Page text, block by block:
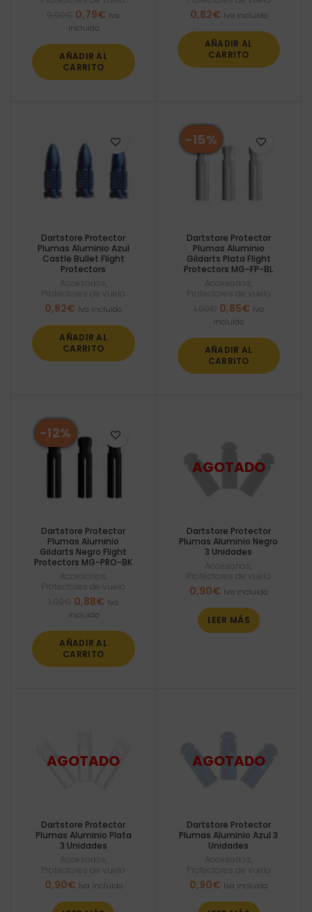
El
precio
era:
0,90€.
0,79€ El
0,79€.
Iva
incluido
AÑADIR AL
CARRITO
0,82€ Iva incluido
AÑADIR AL
CARRITO
Dartstore Protector
Plumas Aluminio Azul
Castle Bullet Flight
Protectors
Accesorios
Protectores de vuelo
0,82€ Iva incluido
AÑADIR AL
CARRITO
-15%
Dartstore Protector
Plumas Aluminio
Gildarts Plata Flight
Protectors MG-FP-BL
Accesorios
Protectores de vuelo
El
precio
era:
1,00€.
0,85€El
es:
0,85€.
Iva
incluido
AÑADIR AL
CARRITO
-12%
Dartstore Protector
Plumas Aluminio
Gildarts Negro Flight
Protectors MG-PRO-BK
Accesorios
Protectores de vuelo
El
precio
era:
1,00€.
0,88€ El
es:
0,88€.
Iva
incluido
AÑADIR AL
CARRITO
Dartstore Protector
Plumas Aluminio Negro
3 Unidades
Accesorios
Protectores de vuelo
0,90€ Iva incluido
LEER MÁS
Dartstore Protector
Plumas Aluminio Plata
3 Unidades
Accesorios
Protectores de vuelo
0,90€ Iva incluido
Dartstore Protector
Plumas Aluminio Azul 3
Unidades
Accesorios
Protectores de vuelo
0,90€ Iva incluido